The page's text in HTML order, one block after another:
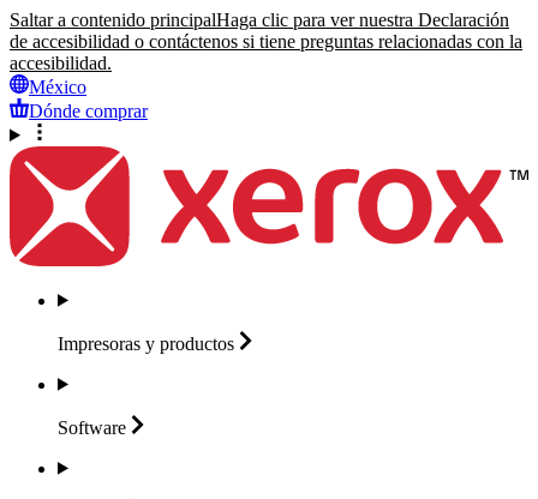
Saltar a contenido principalHaga clic para ver nuestra Declaración
de accesibilidad o contáctenos si tiene preguntas relacionadas con la
accesibilidad.
México
Dónde comprar
Impresoras y productos
Software